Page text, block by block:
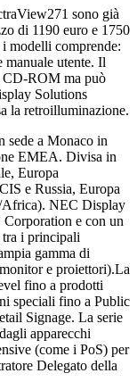
sono già
di 1190 euro e 1750
modelli comprende:
utente. Il
CD-ROM ma può
Solutions
la retroilluminazione.
sede a Monaco in
EMEA. Divisa in
Europa
e Russia, Europa
Africa). NEC Display
e con un
i principali
gamma di
e proiettori).La
fino a prodotti
speciali fino a Public
Signage. La serie
apparecchi
(come i PoS) per
Delegato della